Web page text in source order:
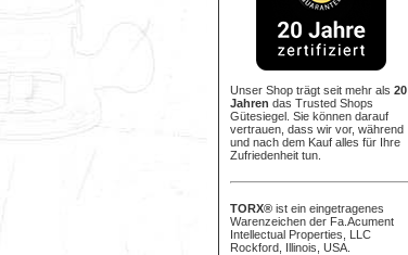
Unser Shop trägt seit mehr als 20
Jahren das Trusted Shops
Gütesiegel. Sie können darauf
vertrauen, dass wir vor, während
und nach dem Kauf alles für Ihre
Zufriedenheit tun.
TORX® ist ein eingetragenes
Warenzeichen der Fa.Acument
Intellectual Properties, LLC
Rockford, Illinois, USA.